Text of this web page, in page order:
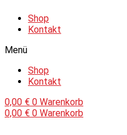
Shop
Kontakt
Menü
Shop
Kontakt
0,00 € 0 Warenkorb
0,00 € 0 Warenkorb